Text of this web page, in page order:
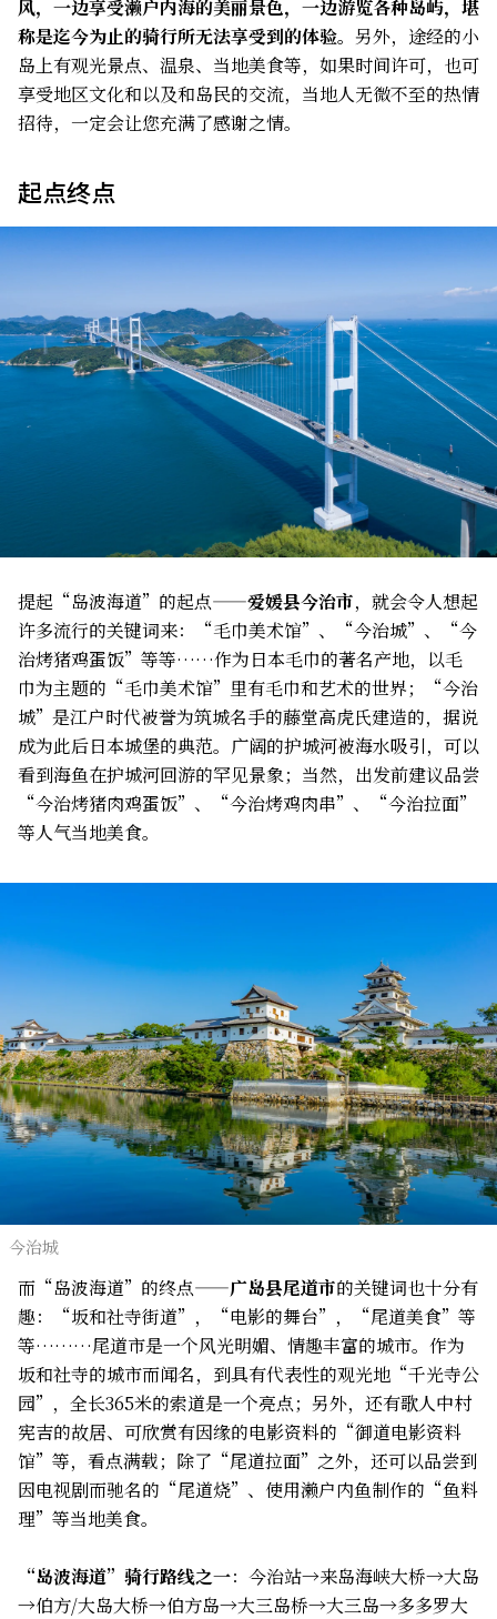
风，一边享受濑户内海的美丽景色，一边游览各种岛屿，堪
称是迄今为止的骑行所无法享受到的体验。 另外，途经的小
岛上有观光景点、温泉、当地美食等，如果时间许可，也可
享受地区文化和以及和岛民的交流，当地人无微不至的热情
招待，一定会让您充满了感谢之情。
起点终点
提起“岛波海道”的起点——爱媛县今治市，就会令人想起
许多流行的关键词来：“毛巾美术馆”、“今治城”、“今
治烤猪鸡蛋饭”等等……作为日本毛巾的著名产地，以毛
巾为主题的“毛巾美术馆”里有毛巾和艺术的世界；“今治
城”是江户时代被誉为筑城名手的藤堂高虎氏建造的，据说
成为此后日本城堡的典范。广阔的护城河被海水吸引，可以
看到海鱼在护城河回游的罕见景象；当然，出发前建议品尝
“今治烤猪肉鸡蛋饭”、“今治烤鸡肉串”、“今治拉面”
等人气当地美食。
今治城
而“岛波海道”的终点——广岛县尾道市的关键词也十分有
趣：“坂和社寺街道”，“电影的舞台”，“尾道美食”等
等………尾道市是一个风光明媚、情趣丰富的城市。作为
坂和社寺的城市而闻名，到具有代表性的观光地“千光寺公
园”，全长365米的索道是一个亮点；另外，还有歌人中村
宪吉的故居、可欣赏有因缘的电影资料的“御道电影资料
馆”等，看点满载；除了“尾道拉面”之外，还可以品尝到
因电视剧而驰名的“尾道烧”、使用濑户内鱼制作的“鱼料
理”等当地美食。
“岛波海道”骑行路线之一：今治站→来岛海峡大桥→大岛
→伯方/大岛大桥→伯方岛→大三岛桥→大三岛→多多罗大